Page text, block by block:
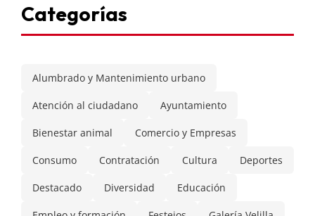
Categorías
Alumbrado y Mantenimiento urbano
Atención al ciudadano Ayuntamiento
Bienestar animal Comercio y Empresas
Consumo Contratación Cultura Deportes
Destacado Diversidad Educación